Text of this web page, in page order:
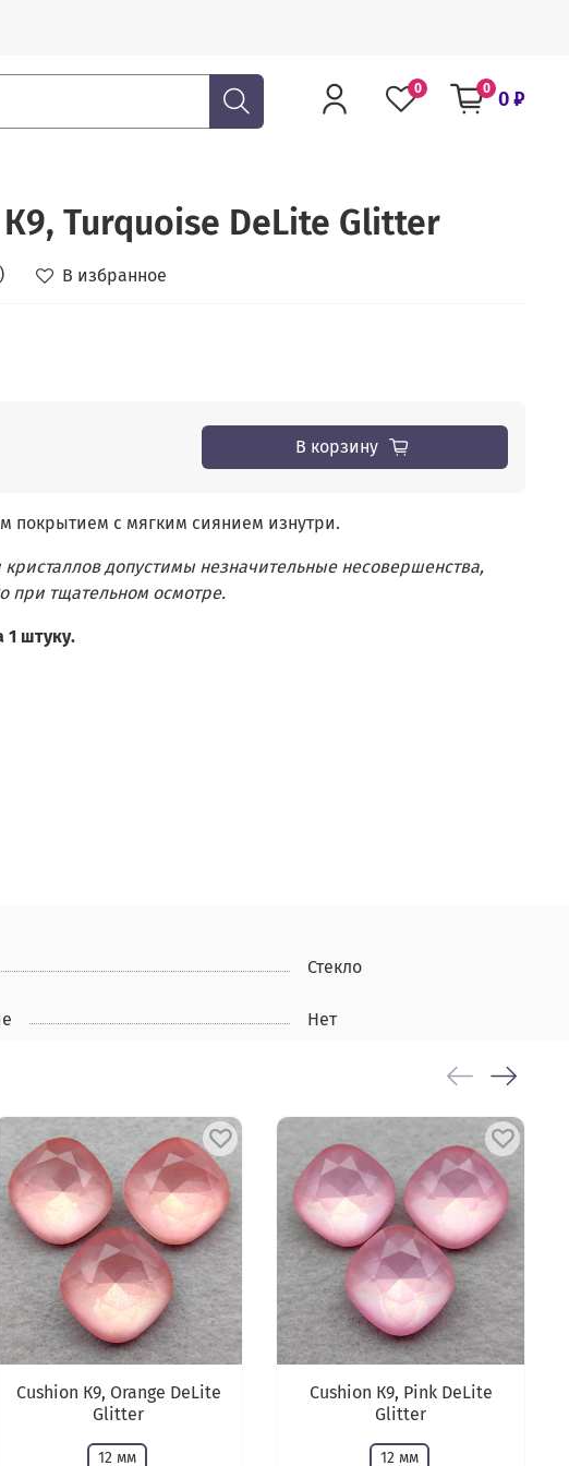
0 0 0 ₽
Turquoise DeLite Glitter
В избранное
В корзину
покрытием с мягким сиянием изнутри.
кристаллов допустимы незначительные несовершенства,
при тщательном осмотре.
1 штуку.
Стекло
Нет
Cushion К9, Orange DeLite
Glitter
12 мм
Cushion К9, Pink DeLite
Glitter
12 мм